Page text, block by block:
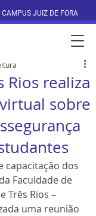
CAMPUS JUIZ DE FORA
Rios realiza
sobre
capacitação dos
Faculdade de
Três Rios –
uma reunião